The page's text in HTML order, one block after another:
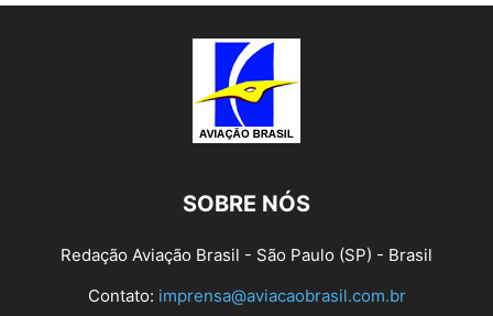
SOBRE NÓS
Redação Aviação Brasil - São Paulo (SP) - Brasil
Contato: imprensa@aviacaobrasil.com.br